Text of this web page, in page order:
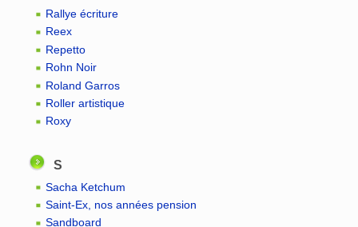
Rallye écriture
Reex
Repetto
Rohn Noir
Roland Garros
Roller artistique
Roxy
S
Sacha Ketchum
Saint-Ex, nos années pension
Sandboard